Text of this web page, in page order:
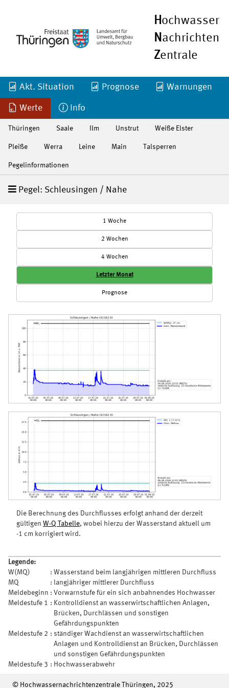
Hochwasser
Nachrichten
Zentrale
Akt. Situation Prognose Warnungen
Werte Info
Thüringen Saale Ilm Unstrut Weiße Elster
Pleiße Werra Leine Main Talsperren
Pegelinformationen
Pegel: Schleusingen / Nahe
1 Woche
2 Wochen
4 Wochen
Letzter Monat
Prognose
Die Berechnung des Durchflusses erfolgt anhand der derzeit
gültigen W-Q Tabelle, wobei hierzu der Wasserstand aktuell um
-1 cm korrigiert wird.
Legende:
W(MQ)
: Wasserstand beim langjährigen mittleren Durchfluss
MQ
: langjähriger mittlerer Durchfluss
Meldebeginn : Vorwarnstufe für ein sich anbahnendes Hochwasser
Meldestufe 1 : Kontrolldienst an wasserwirtschaftlichen Anlagen,
Brücken, Durchlässen und sonstigen
Gefährdungspunkten
Meldestufe 2 : ständiger Wachdienst an wasserwirtschaftlichen
Anlagen und Kontrolldienst an Brücken, Durchlässen
und sonstigen Gefährdungspunkten
Meldestufe 3 : Hochwasserabwehr
© Hochwassernachrichtenzentrale Thüringen, 2025